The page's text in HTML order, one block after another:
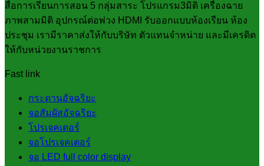
สื่อการเรียนการสอน 5 กลุ่มสาระ โปรแกรม3มิติ เครื่องฉาย
ภาพสามมิติ อุปกรณ์ต่อพ่วง HDMI รับออกแบบห้องเรียน ห้อง
ประชุม เรามีราคาส่งให้กับบริษัท ตัวแทนจำหน่าย และมีเครดิต
ให้กับหน่วยงานราชการ
Fast link
กระดานอัจฉริยะ
จอสัมผัสอัจฉริยะ
โปรเจคเตอร์
จอโปรเจคเตอร์
จอ LED full color display